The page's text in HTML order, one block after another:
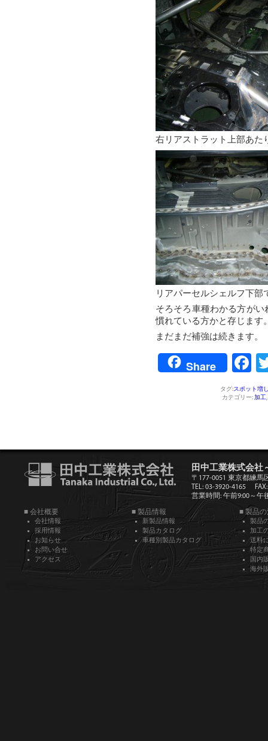
右リアストラット上部あた
リアパーセルシェルフ下
そろそろ車種わかる方が
慣れている方かと存じます
まだまだ補強は続きます。
Share
タグ:スポット増
カテゴリー:加工,
田中工業株式会社
〒177-0051 東京都練馬
TEL: 03-3920-4165
営業時間: 午前9:00～午
■ 会社概要
会社情報
採用情報
お知らせ
お問い合せ
アクセス
■ 製品情報
新製品情報
製品カタログ
車種別製品カタログ
■ 製品
製品
加工
送料
特定
国内
海外